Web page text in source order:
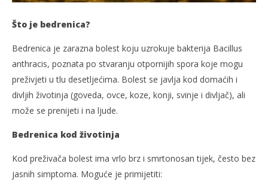
Što je bedrenica?
Bedrenica je zarazna bolest koju uzrokuje bakterija Bacillus
anthracis, poznata po stvaranju otpornijih spora koje mogu
preživjeti u tlu desetljećima. Bolest se javlja kod domaćih i
divljih životinja (goveda, ovce, koze, konji, svinje i divljač), ali
može se prenijeti i na ljude.
Bedrenica kod životinja
Kod preživača bolest ima vrlo brz i smrtonosan tijek, često bez
jasnih simptoma. Moguće je primijetiti: